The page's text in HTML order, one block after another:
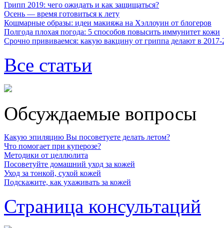
Грипп 2019: чего ожидать и как защищаться?
Осень — время готовиться к лету
Кошмарные образы: идеи макияжа на Хэллоуин от блогеров
Полгода плохая погода: 5 способов повысить иммунитет кожи
Срочно прививаемся: какую вакцину от гриппа делают в 2017-
Все статьи
Обсуждаемые вопросы
Какую эпиляцию Вы посоветуете делать летом?
Что помогает при куперозе?
Методики от целлюлита
Посоветуйте домашний уход за кожей
Уход за тонкой, сухой кожей
Подскажите, как ухаживать за кожей
Страница консультаций